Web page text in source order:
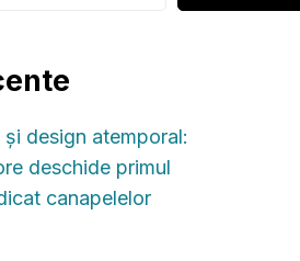
design atemporal:
deschide primul
canapelelor